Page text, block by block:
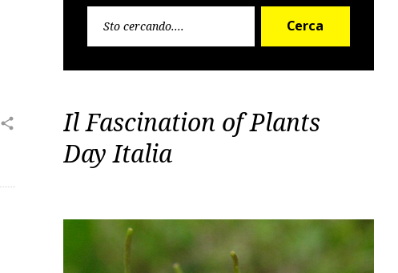
share
Cerca
Il Fascination of Plants
Day Italia